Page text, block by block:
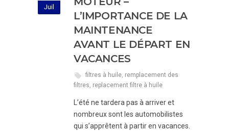
Juil
L’IMPORTANCE DE LA
MAINTENANCE
AVANT LE DÉPART EN
VACANCES
filtres à huile, remplacement des
filtres, replacement filtre à huile
L’été ne tardera pas à arriver et
nombreux sont les automobilistes
qui s’apprêtent à partir en vacances.